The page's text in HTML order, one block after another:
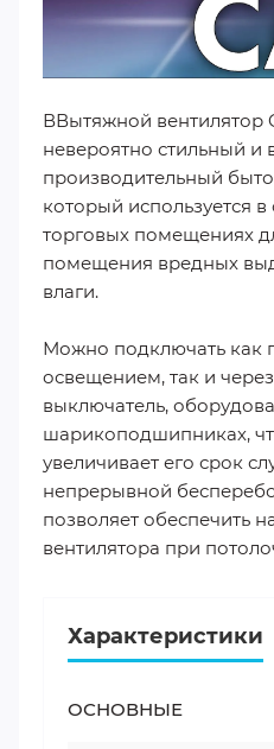
ВВытяжной вентилятор
невероятно стильный и
производительный
который используется
торговых помещениях
помещения вредных
влаги.
Можно подключать как
освещением, так и
выключатель,
шарикоподшипниках,
увеличивает его срок
непрерывной
позволяет обеспечить
вентилятора при
Характеристики
ОСНОВНЫЕ